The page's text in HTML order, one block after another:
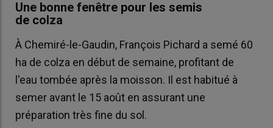
Une bonne fenêtre pour les semis
de colza
À Chemiré-le-Gaudin, François Pichard a semé 60
ha de colza en début de semaine, profitant de
l'eau tombée après la moisson. Il est habitué à
semer avant le 15 août en assurant une
préparation très fine du sol.